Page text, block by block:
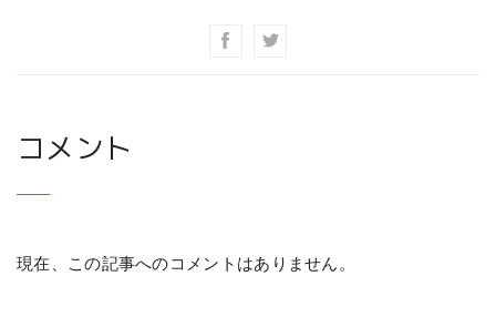
コメント
現在、この記事へのコメントはありません。